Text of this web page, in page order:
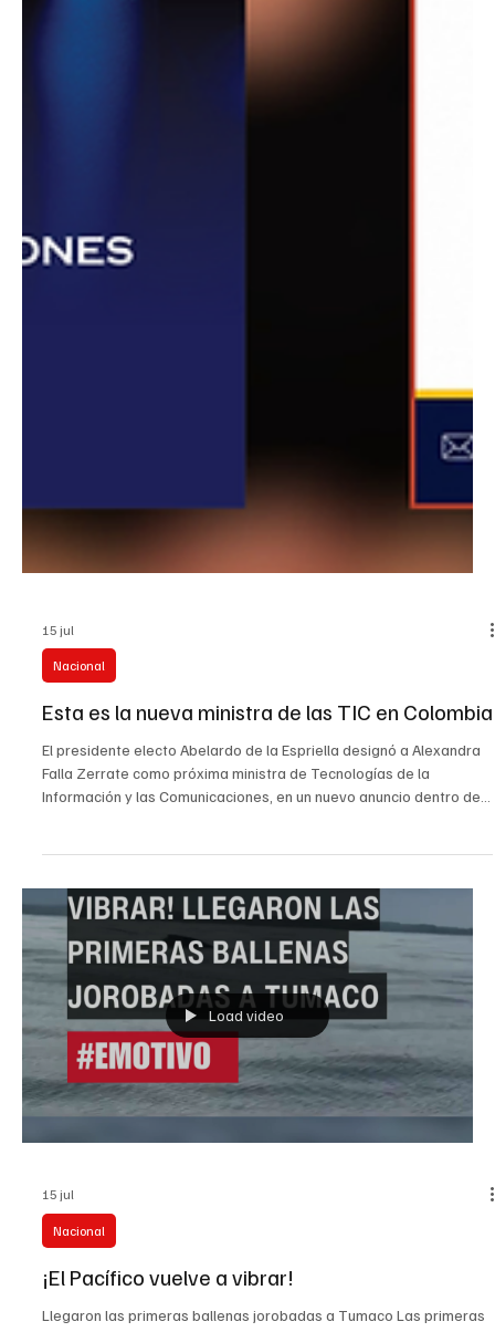
15 jul
Esta es la nueva ministra de las TIC en Colombia
El presidente electo Abelardo de la Espriella designó a Alexandra
Falla Zerrate como próxima ministra de Tecnologías de la
Información y las Comunicaciones, en un nuevo anuncio dentro de
la conformación de su gabinete para el periodo que comenzará el
próximo 7 de agosto. De acuerdo con el Comunicado 155, Falla
tendrá la responsabilidad de liderar una nueva etapa de
transformación digital, conectividad e innovación. La nueva
ministra es comunicadora social de la Universidad Ex